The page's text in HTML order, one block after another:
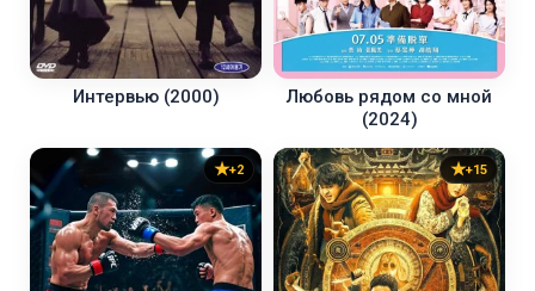
Интервью (2000)
Любовь рядом со мной
(2024)
+2 +15